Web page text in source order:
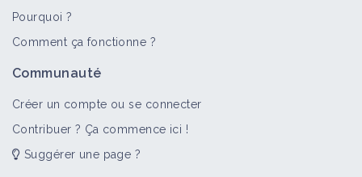
Renoncules annuelles
Pourquoi ?
Comment ça fonctionne ?
Communauté
Créer un compte ou se connecter
Contribuer ? Ça commence ici !
Suggérer une page ?